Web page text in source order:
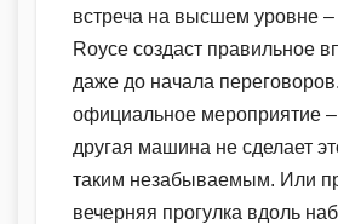
встреча на высшем уровне –
Royce создаст правильное
даже до начала
официальное мероприятие
другая машина не сделает
таким незабываемым. Или
вечерняя прогулка вдоль